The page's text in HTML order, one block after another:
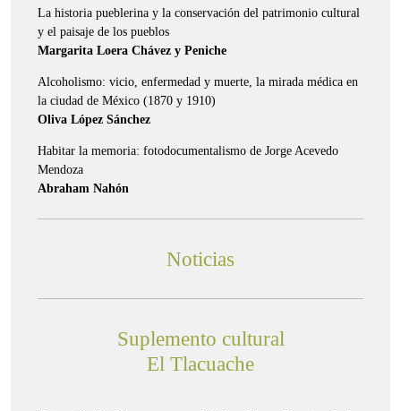
La historia pueblerina y la conservación del patrimonio cultural
y el paisaje de los pueblos
Margarita Loera Chávez y Peniche
Alcoholismo: vicio, enfermedad y muerte, la mirada médica en
la ciudad de México (1870 y 1910)
Oliva López Sánchez
Habitar la memoria: fotodocumentalismo de Jorge Acevedo
Mendoza
Abraham Nahón
Noticias
Suplemento cultural
El Tlacuache